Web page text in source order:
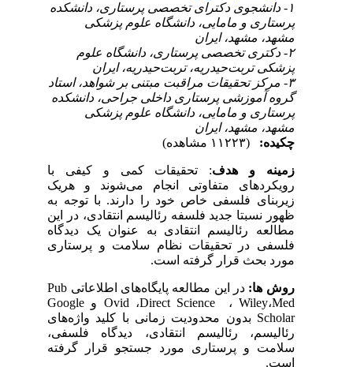
۱- دانشجوی دکترای تخصصی پرستاری، دانشکده
پرستاری و مامایی، دانشگاه علوم پزشکی
مشهد، مشهد، ایران
۲- دکتری تخصصی پرستاری، دانشگاه علوم
پزشکی تربت‌حیدریه، تربت‌حیدریه، ایران
۳- مرکز تحقیقات مراقبت مبتنی بر شواهد، استاد
گروه آموزشی پرستاری داخلی جراحی، دانشکده
پرستاری و مامایی، دانشگاه علوم پزشکی
مشهد، مشهد، ایران
(۱۱۲۲۳ مشاهده)
و هدف : تحقیقات کمی و کیفی با
رویکردهای متفاوتی انجام می‌شوند و هریک
زیربنای فلسفی خاص خود را دارند. با توجه به
ظهور نسبتا جدید فلسفه رئالیسم انتقادی، در این
مطالعه رئالیسم انتقادی به عنوان یک دیدگاه
فلسفی در تحقیقات نظام سلامت و پرستاری
مورد بحث قرار گرفته است.
روش ­ها: در این مطالعه پایگاه‌های اطلاعاتیPub
Wiley،Science
Direct، OvidوGoogle
بدون محدودیت زمانی با کلید واژه‌های
رئالیسم، رئالیسم انتقادی، دیدگاه فلسفی،
سلامت و پرستاری مورد جستجو قرار گرفته